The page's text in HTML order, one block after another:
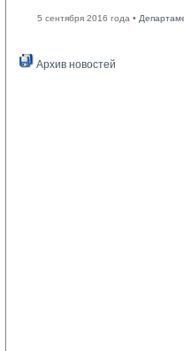
5 сентября 2016 года •
Архив новостей